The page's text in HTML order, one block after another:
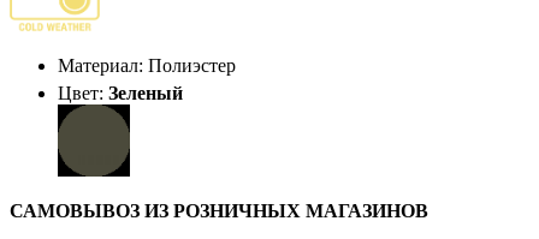
Материал: Полиэстер
Цвет: Зеленый
САМОВЫВОЗ ИЗ РОЗНИЧНЫХ МАГАЗИНОВ